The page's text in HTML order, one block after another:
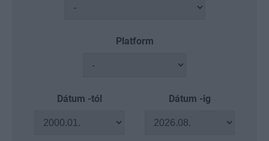
Platform
Dátum -tól Dátum -ig